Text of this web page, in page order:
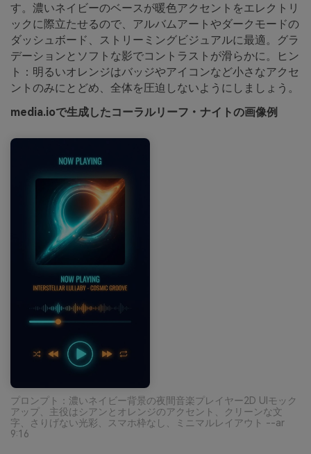
す。濃いネイビーのベースが暖色アクセントをエレクトリ
ックに際立たせるので、アルバムアートやダークモードの
ダッシュボード、ストリーミングビジュアルに最適。グラ
デーションとソフトな影でコントラストが滑らかに。ヒン
ト：明るいオレンジはバッジやアイコンなど小さなアクセ
ントのみにとどめ、全体を圧迫しないようにしましょう。
media.ioで生成したコーラルリーフ・ナイトの画像例
プロンプト：濃いネイビー背景の夜間音楽プレイヤー2D UIモック
アップ、主役はシアンとオレンジのアクセント、クリーンな文
字、さりげない光彩、スマホ枠なし、ミニマルレイアウト --ar
9:16